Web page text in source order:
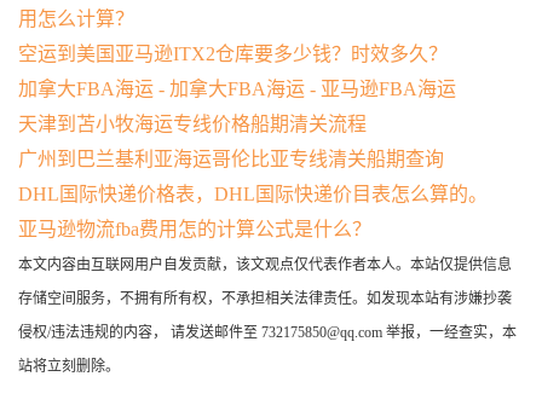
用怎么计算？
空运到美国亚马逊ITX2仓库要多少钱？时效多久？
加拿大FBA海运 - 加拿大FBA海运 - 亚马逊FBA海运
天津到苫小牧海运专线价格船期清关流程
广州到巴兰基利亚海运哥伦比亚专线清关船期查询
DHL国际快递价格表，DHL国际快递价目表怎么算的。
亚马逊物流fba费用怎的计算公式是什么？
本文内容由互联网用户自发贡献，该文观点仅代表作者本人。本站仅提供信息
存储空间服务，不拥有所有权，不承担相关法律责任。如发现本站有涉嫌抄袭
侵权/违法违规的内容， 请发送邮件至 732175850@qq.com 举报，一经查实，本
站将立刻删除。